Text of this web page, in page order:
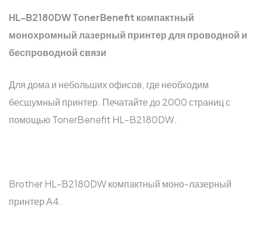
HL-B2180DW TonerBenefit компактный
монохромный лазерный принтер для проводной и
беспроводной связи
Для дома и небольших офисов, где необходим
бесшумный принтер. Печатайте до 2000 страниц с
помощью TonerBenefit HL-B2180DW.
Brother HL-B2180DW компактный моно-лазерный
принтер А4.